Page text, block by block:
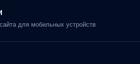
для мобильных устройств